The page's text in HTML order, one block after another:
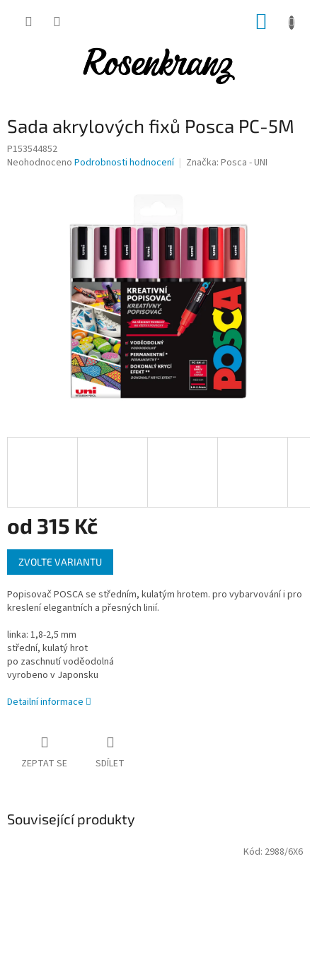
Sada akrylových fixů Posca PC-5M
P153544852
Průměrné
Neohodnoceno Podrobnosti hodnocení Značka: Posca - UNI
od 315 Kč
Měrná
cena:
ZVOLTE VARIANTU
Popisovač POSCA se středním, kulatým hrotem. pro vybarvování i pro
kreslení elegantních a přesných linií.
linka: 1,8-2,5 mm
střední, kulatý hrot
po zaschnutí voděodolná
vyrobeno v Japonsku
Detailní informace
ZEPTAT SE SDÍLET
Související produkty
Kód: 2988/6X6